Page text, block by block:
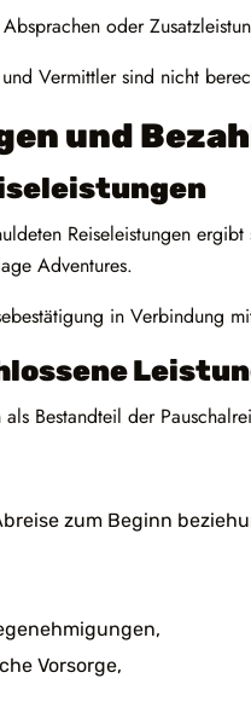
oder
Vermittler sind nicht
und
Reiseleistungen
Adventures.
in Verbindung
Bestandteil der
zum Beginn
Vorsorge,